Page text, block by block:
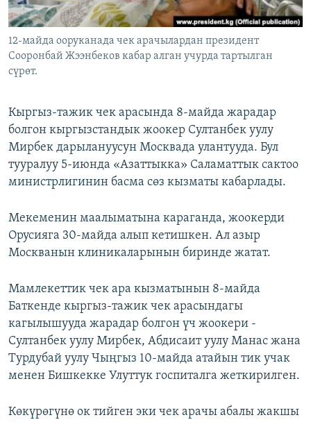
12-майда ооруканада чек арачылардан президент
Сооронбай Жээнбеков кабар алган учурда тартылган
сүрөт.
Кыргыз-тажик чек арасында 8-майда жарадар
болгон кыргызстандык жоокер Султанбек уулу
Мирбек дарылануусун Москвада улантууда. Бул
тууралуу 5-июнда «Азаттыкка» Саламаттык сактоо
министрлигинин басма сөз кызматы кабарлады.
Мекеменин маалыматына караганда, жоокерди
Орусияга 30-майда алып кетишкен. Ал азыр
Москванын клиникаларынын биринде жатат.
Мамлекеттик чек ара кызматынын 8-майда
Баткенде кыргыз-тажик чек арасындагы
кагылышууда жарадар болгон үч жоокери -
Султанбек уулу Мирбек, Абдисаит уулу Манас жана
Турдубай уулу Чыңгыз 10-майда атайын тик учак
менен Бишкекке Улуттук госпиталга жеткирилген.
Көкүрөгүнө ок тийген эки чек арачы абалы жакшы